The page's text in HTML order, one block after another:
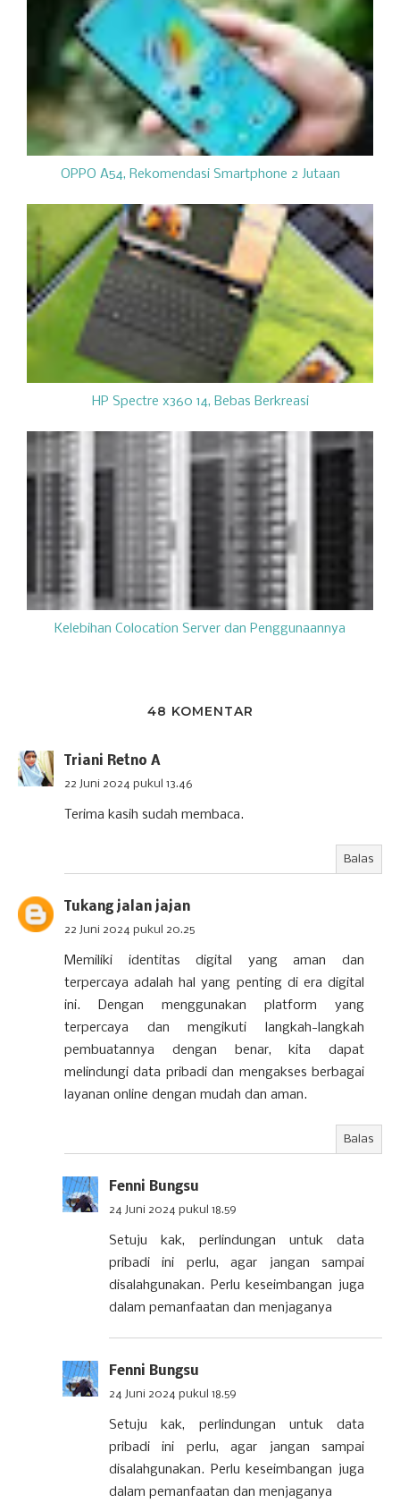
OPPO A54, Rekomendasi Smartphone 2 Jutaan
HP Spectre x360 14, Bebas Berkreasi
Kelebihan Colocation Server dan Penggunaannya
48 KOMENTAR
Triani Retno A
22 Juni 2024 pukul 13.46
Terima kasih sudah membaca.
Balas
Tukang jalan jajan
22 Juni 2024 pukul 20.25
Memiliki identitas digital yang aman dan
terpercaya adalah hal yang penting di era digital
ini. Dengan menggunakan platform yang
terpercaya dan mengikuti langkah-langkah
pembuatannya dengan benar, kita dapat
melindungi data pribadi dan mengakses berbagai
layanan online dengan mudah dan aman.
Balas
Fenni Bungsu
24 Juni 2024 pukul 18.59
Setuju kak, perlindungan untuk data
pribadi ini perlu, agar jangan sampai
disalahgunakan. Perlu keseimbangan juga
dalam pemanfaatan dan menjaganya
Fenni Bungsu
24 Juni 2024 pukul 18.59
Setuju kak, perlindungan untuk data
pribadi ini perlu, agar jangan sampai
disalahgunakan. Perlu keseimbangan juga
dalam pemanfaatan dan menjaganya